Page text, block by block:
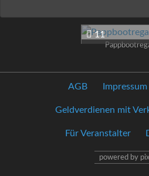
11
AGB Impressum
Geldverdienen mit
Für Veranstalter
powered by